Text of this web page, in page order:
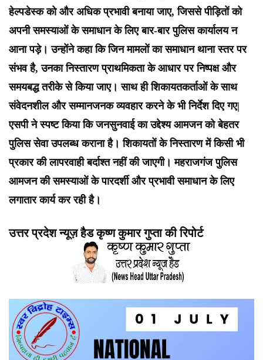
हेल्पडेस्क को और अधिक प्रभावी बनाया जाए, जिससे पीड़ितों को
अपनी समस्याओं के समाधान के लिए बार-बार पुलिस कार्यालय न
आना पड़े। उन्होंने कहा कि जिन मामलों का समाधान थाना स्तर पर
संभव है, उनका निस्तारण प्राथमिकता के आधार पर निष्पक्ष और
समयबद्ध तरीके से किया जाए। साथ ही शिकायतकर्ताओं के साथ
संवेदनशील और सम्मानजनक व्यवहार करने के भी निर्देश दिए गए|
एसपी ने स्पष्ट किया कि जनसुनवाई का उद्देश्य आमजन को बेहतर
पुलिस सेवा उपलब्ध कराना है। शिकायतों के निस्तारण में किसी भी
प्रकार की लापरवाही बर्दाश्त नहीं की जाएगी। महराजगंज पुलिस
आमजन की समस्याओं के पारदर्शी और प्रभावी समाधान के लिए
लगातार कार्य कर रही है।
उत्तर प्रदेश न्यूज़ हैड कृष्ण कुमार गुप्ता की रिपोर्ट